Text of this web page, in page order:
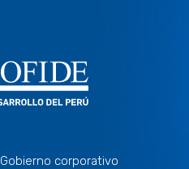
Gobierno corporativo